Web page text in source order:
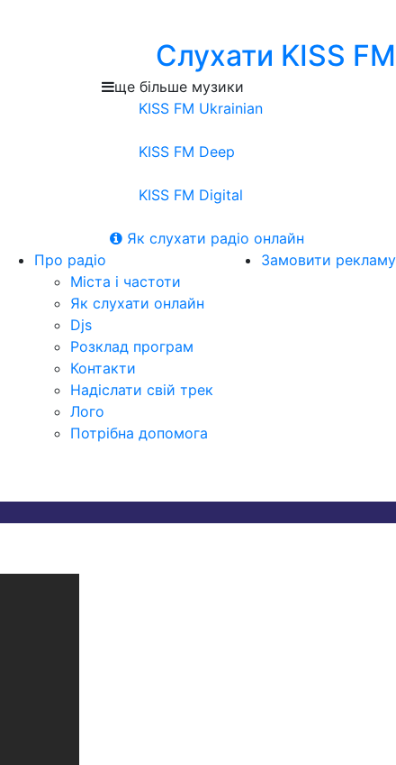
Слухати KISS FM
ще більше музики
KISS FM Ukrainian
KISS FM Deep
KISS FM Digital
Як слухати радіо онлайн
Про радіо
Міста і частоти
Як слухати онлайн
Djs
Розклад програм
Контакти
Надіслати свій трек
Лого
Потрібна допомога
Замовити рекламу